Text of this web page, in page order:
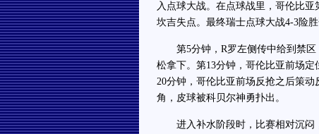
入点球大战。在点球战里，哥伦比
坎吉失点。最终瑞士点球大战4-3险
第5分钟，R罗左侧传中给到禁区
松拿下。第13分钟，哥伦比亚前场
20分钟，哥伦比亚前场反抢之后策
角，皮球被科贝尔神勇扑出。
进入补水阶段时，比赛相对沉闷